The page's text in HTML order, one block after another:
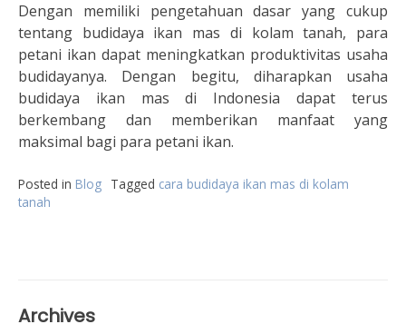
Dengan memiliki pengetahuan dasar yang cukup
tentang budidaya ikan mas di kolam tanah, para
petani ikan dapat meningkatkan produktivitas usaha
budidayanya. Dengan begitu, diharapkan usaha
budidaya ikan mas di Indonesia dapat terus
berkembang dan memberikan manfaat yang
maksimal bagi para petani ikan.
Posted in Blog Tagged cara budidaya ikan mas di kolam
tanah
Archives